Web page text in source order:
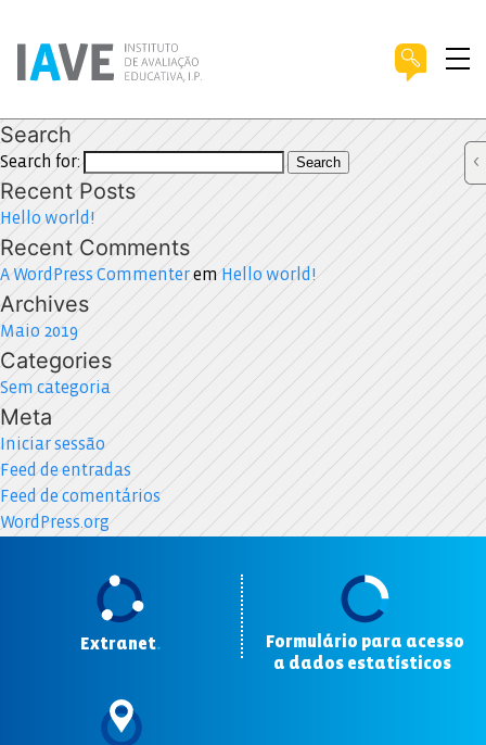
Search
Search for: Search
Recent Posts
Hello world!
Recent Comments
A WordPress Commenterem Hello world!
Archives
Maio 2019
Categories
Sem categoria
Meta
Iniciar sessão
Feed de entradas
Feed de comentários
WordPress.org
Extranet.
Formulário para acesso
a dados estatísticos